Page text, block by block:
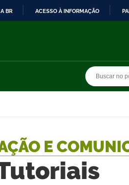
BR ACESSO À INFORMAÇÃO
E